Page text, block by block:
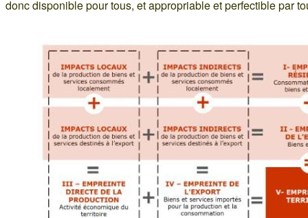
donc disponible pour tous, et appropriable et perfectible par